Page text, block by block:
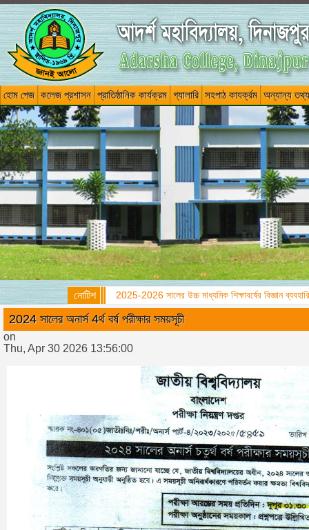
হোম পেজ কলেজ প্রশাসন প্রাতিষ্ঠানিক কার্যক্রম গ্যালারি সহপাঠ কাযর্ক্রম অন্যান্য তথ্য
নোটিশ 2025-2026 সালের উচ্চ মাধ্যমিক শিক্ষাবর্ষের বিজ্ঞান
2024 সালের অনার্স 4র্থ বর্ষ পরীক্ষার সময়সূচী
on
Thu, Apr 30 2026 13:56:00